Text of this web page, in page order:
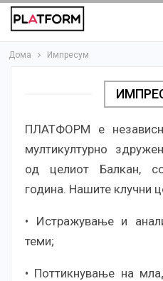
Дома Импресум
ПЛАТФОРМ е
мултикултурно
од целиот Балкан,
година. Нашите клучни
• Истражување и
теми;
• Поттикнување на